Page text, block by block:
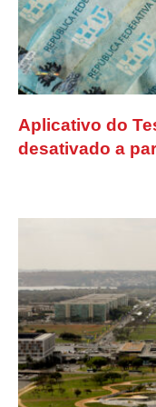
Aplicativo do
desativado a